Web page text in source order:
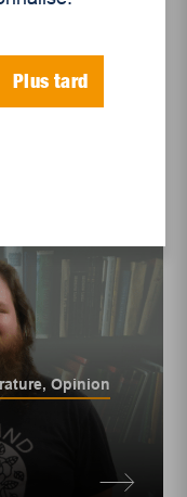
,Opinion
Plus tard